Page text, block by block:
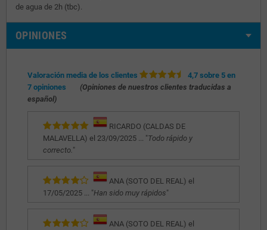
de agua de 2h (tbc).
OPINIONES
Valoración media de los clientes
4,7 sobre 5 en
7 opiniones
(Opiniones de nuestros clientes traducidas a
español)
RICARDO (CALDAS DE
MALAVELLA) el 23/09/2025 ... "Todo rápido y
correcto. "
ANA (SOTO DEL REAL) el
17/05/2025 ... "Han sido muy rápidos"
ANA (SOTO DEL REAL) el